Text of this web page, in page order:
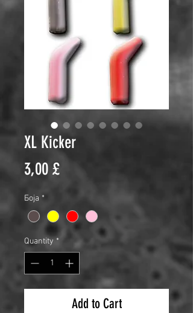
XL Kicker
3,00 £Price
Боја *
Quantity *
Add to Cart